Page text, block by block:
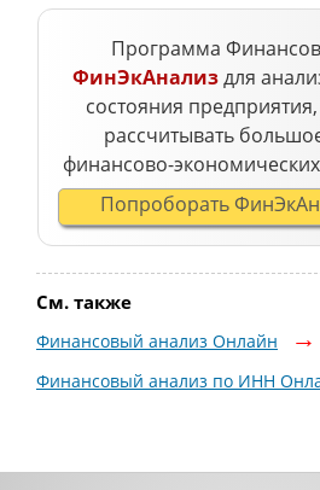
Программа
ФинЭкАнализдля
состояния
рассчитывать
финансово-
Попроборать
См. также
Финансовый анализ Онлайн
Финансовый анализ по ИНН